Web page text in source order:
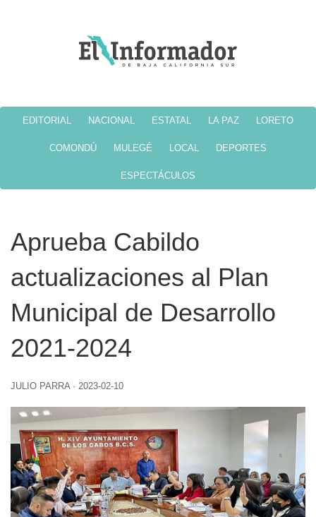
EDITORIAL NACIONAL ESTATAL LA PAZ LORETO
COMONDÚ MULEGÉ LOCAL DEPORTES
ESPECTÁCULOS
Aprueba Cabildo
actualizaciones al Plan
Municipal de Desarrollo
2021-2024
JULIO PARRA · 2023-02-10